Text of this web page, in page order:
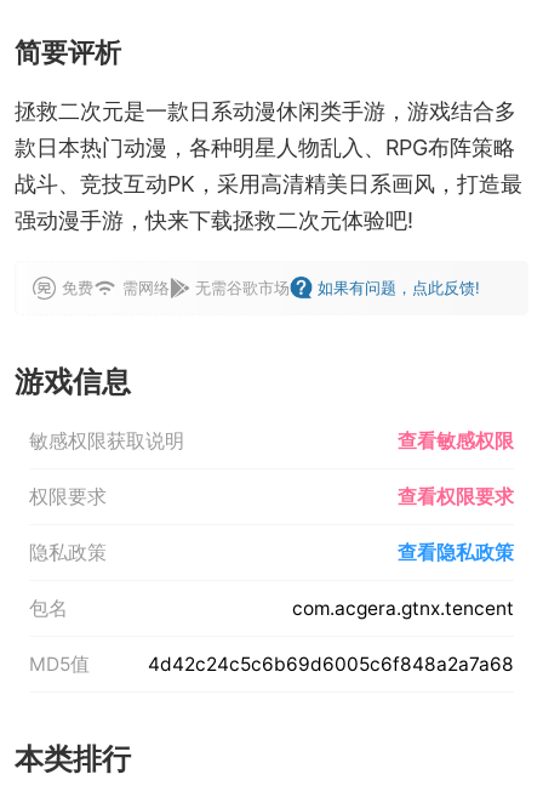
简要评析
拯救二次元是一款日系动漫休闲类手游，游戏结合多
款日本热门动漫，各种明星人物乱入、RPG布阵策略
战斗、竞技互动PK，采用高清精美日系画风，打造最
强动漫手游，快来下载拯救二次元体验吧!
免费 需网络 无需谷歌市场 如果有问题，点此反馈!
游戏信息
敏感权限获取说明 查看敏感权限
权限要求 查看权限要求
隐私政策 查看隐私政策
包名 com.acgera.gtnx.tencent
MD5值 4d42c24c5c6b69d6005c6f848a2a7a68
本类排行